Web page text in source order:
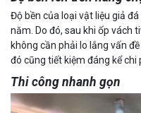
Độ bền của loại vật liệu giả
năm. Do đó, sau khi ốp vách
không cần phải lo lắng vấn
đó cũng tiết kiệm đáng kể chi
Thi công nhanh gọn